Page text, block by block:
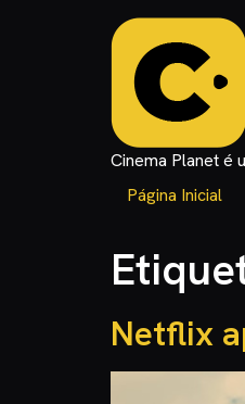
Cinema Planet é
Página Inicial
Netflix